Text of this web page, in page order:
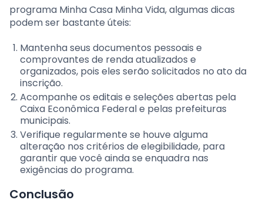
programa Minha Casa Minha Vida, algumas dicas
podem ser bastante úteis:
Mantenha seus documentos pessoais e
comprovantes de renda atualizados e
organizados, pois eles serão solicitados no ato da
inscrição.
Acompanhe os editais e seleções abertas pela
Caixa Econômica Federal e pelas prefeituras
municipais.
Verifique regularmente se houve alguma
alteração nos critérios de elegibilidade, para
garantir que você ainda se enquadra nas
exigências do programa.
Conclusão